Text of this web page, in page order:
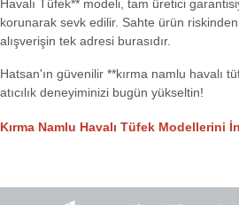
Havalı Tüfek** modeli, tam üretici
korunarak sevk edilir. Sahte ürün
alışverişin tek adresi burasıdır.
Hatsan'ın güvenilir **kırma namlu havalı
atıcılık deneyiminizi bugün yükseltin!
Kırma Namlu Havalı Tüfek Modellerini